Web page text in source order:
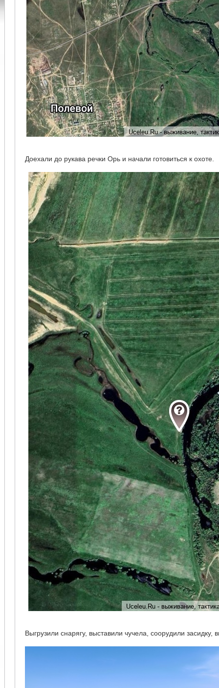
Доехали до рукава речки Орь и начали готовиться к охоте.
Выгрузили снарягу, выставили чучела, соорудили засидку,